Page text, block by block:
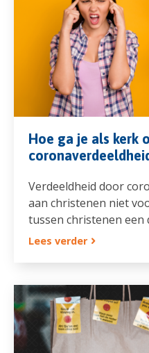
Hoe ga je als kerk
Verdeeldheid door
aan christenen niet
tussen christenen een
Lees verder